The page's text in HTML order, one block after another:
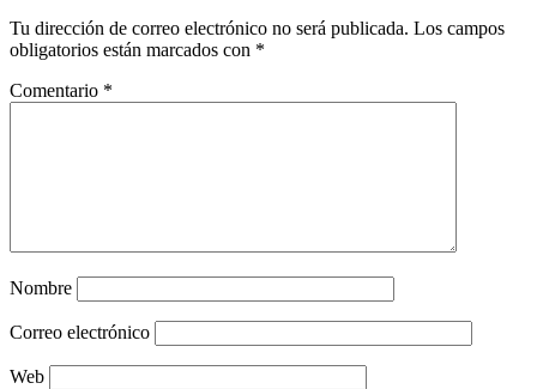
Tu dirección de correo electrónico no será publicada. Los campos
obligatorios están marcados con *
Comentario *
Nombre
Correo electrónico
Web